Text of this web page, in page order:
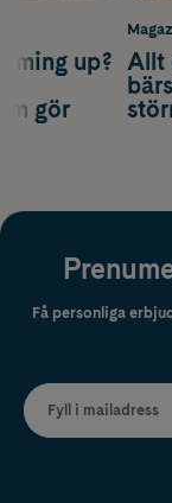
up?
gör
Allt
Få personliga
Fyll i mailadress